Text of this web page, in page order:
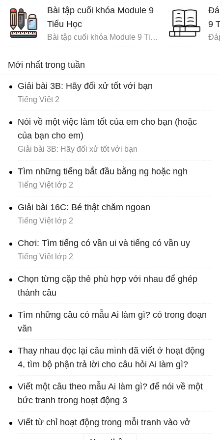
Bài tập cuối khóa Module 9
Tiểu Học
Bài tập cuối khóa Module 9 Tiểu Học đầy đủ
9
Mới nhất trong tuần
Giải bài 3B: Hãy đối xử tốt với bạn
Tiếng Việt 2
Nói về một việc làm tốt của em cho bạn (hoặc
của bạn cho em)
Giải bài 3B: Hãy đối xử tốt với bạn
Tìm những tiếng bắt đầu bằng ng hoặc ngh
Tiếng Việt lớp 2
Giải bài 16C: Bé thật chăm ngoan
Tiếng Việt lớp 2
Chơi: Tìm tiếng có vần ui và tiếng có vần uy
Tiếng Việt lớp 2
Chọn từng cặp thẻ phù hợp với nhau để ghép
thành câu
Tìm những câu có mẫu Ai làm gì? có trong đoạn
văn
Thay nhau đọc lại câu mình đã viết ở hoạt động
4, tìm bộ phận trả lời cho câu hỏi Ai làm gì?
Viết một câu theo mẫu Ai làm gì? để nói về một
bức tranh trong hoạt động 3
Viết từ chỉ hoạt động trong mỗi tranh vào vở